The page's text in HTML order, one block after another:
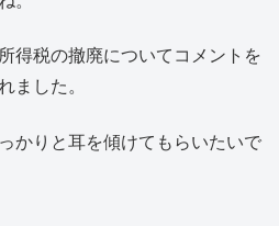
得税の撤廃についてコメントを
ました。
かりと耳を傾けてもらいたいで